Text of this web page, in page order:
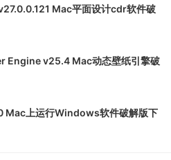
Mac平面设计cdr软件破
Engine v25.4 Mac动态壁纸引擎破
上运行Windows软件破解版下